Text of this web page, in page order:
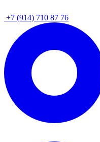
+7 (914) 710 87 76